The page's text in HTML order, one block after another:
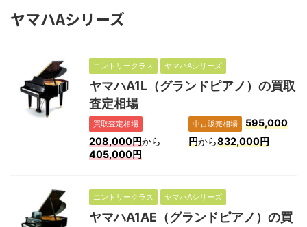
ヤマハAシリーズ
エントリークラス ヤマハAシリーズ
ヤマハA1L（グランドピアノ）の買取
査定相場
買取査定相場
208,000円から
405,000円
中古販売相場
595,000
円から832,000円
エントリークラス ヤマハAシリーズ
ヤマハA1AE（グランドピアノ）の買